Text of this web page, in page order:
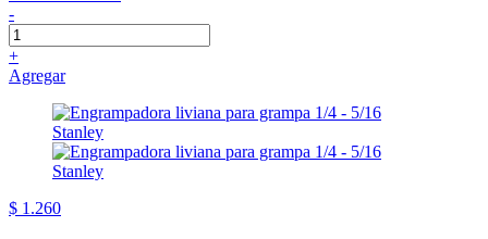
-
+
Agregar
$ 1.260